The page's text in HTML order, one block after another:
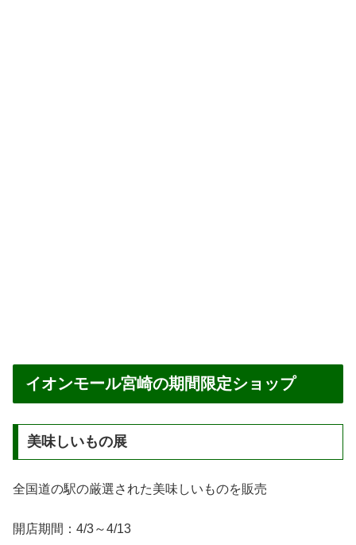
イオンモール宮崎の期間限定ショップ
美味しいもの展
全国道の駅の厳選された美味しいものを販売
開店期間：4/3～4/13